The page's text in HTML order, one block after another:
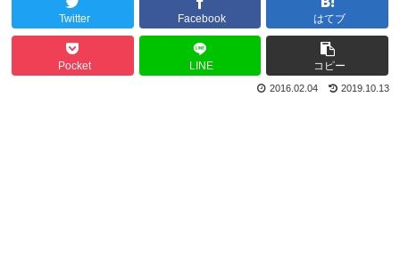
Twitter Facebook はてブ
Pocket LINE コピー
2019.10.13
2016.02.04